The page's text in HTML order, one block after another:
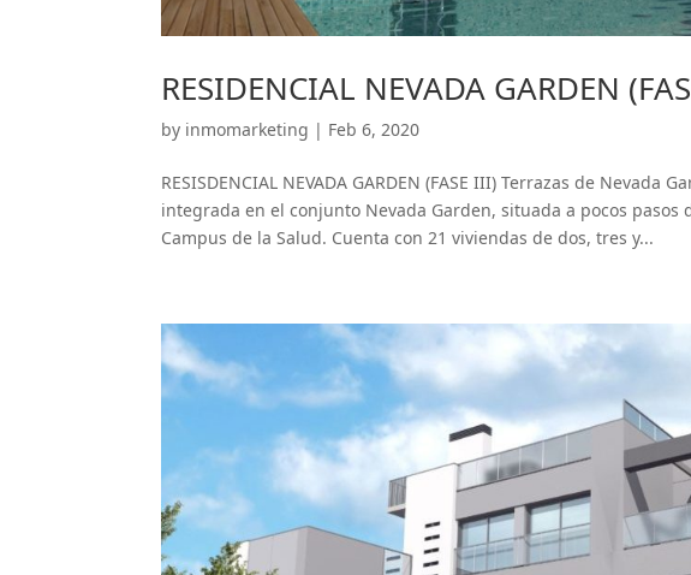
RESIDENCIAL NEVADA GARDEN
by inmomarketing | Feb 6, 2020
RESISDENCIAL NEVADA GARDEN (FASE III) Terrazas de
integrada en el conjunto Nevada Garden, situada a pocos pasos
Campus de la Salud. Cuenta con 21 viviendas de dos, tres y...